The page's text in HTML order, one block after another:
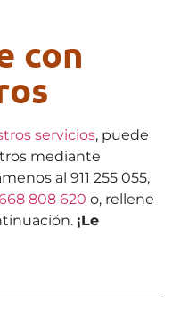
con
servicios, puede
mediante
al 911 255 055,
808 620 o, rellene
¡Le